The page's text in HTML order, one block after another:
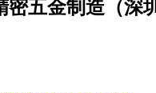
密五金制造（深